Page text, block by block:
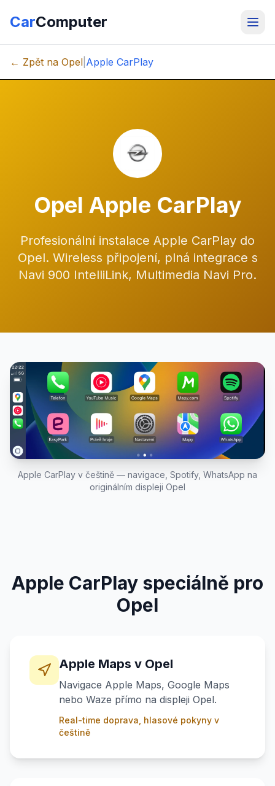
CarComputer
← Zpět na Opel Apple CarPlay
Opel Apple CarPlay
Profesionální instalace Apple CarPlay do
Opel. Wireless připojení, plná integrace s
Navi 900 IntelliLink, Multimedia Navi Pro.
Apple CarPlay v češtině — navigace, Spotify, WhatsApp na
originálním displeji Opel
Apple CarPlay speciálně pro
Opel
Apple Maps v Opel
Navigace Apple Maps, Google Maps
nebo Waze přímo na displeji Opel.
Real-time doprava, hlasové pokyny v
češtině